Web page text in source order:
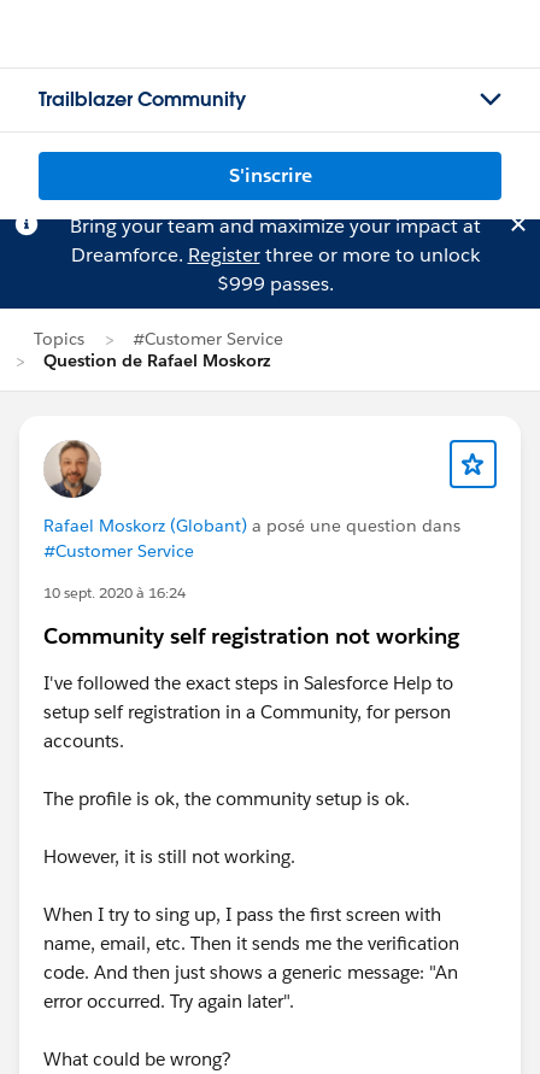
Trailblazer Community
S'inscrire
Bring your team and maximize your impact at
Dreamforce. Registerthree or more to unlock
$999 passes.
Topics
#Customer Service
Question de Rafael Moskorz
Rafael Moskorz (Globant) a posé une question dans
#Customer Service
10 sept. 2020 à 16:24
Community self registration not working
I've followed the exact steps in Salesforce Help to
setup self registration in a Community, for person
accounts.
The profile is ok, the community setup is ok.
However, it is still not working.
When I try to sing up, I pass the first screen with
name, email, etc. Then it sends me the verification
code. And then just shows a generic message: "An
error occurred. Try again later".
What could be wrong?